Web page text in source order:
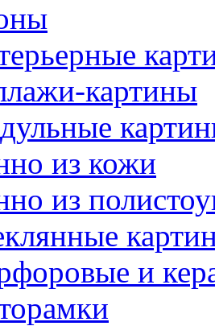
картины
из кожи
из
и